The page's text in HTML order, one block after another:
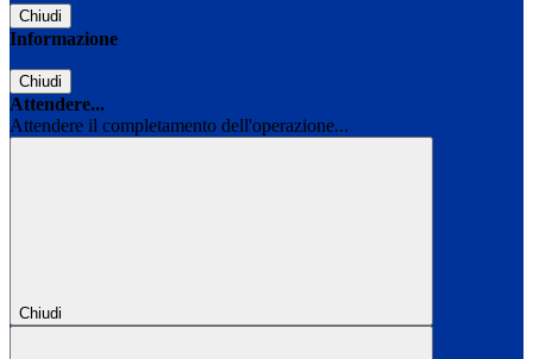
Chiudi
Informazione
Chiudi
Attendere...
Attendere il completamento dell'operazione...
Chiudi